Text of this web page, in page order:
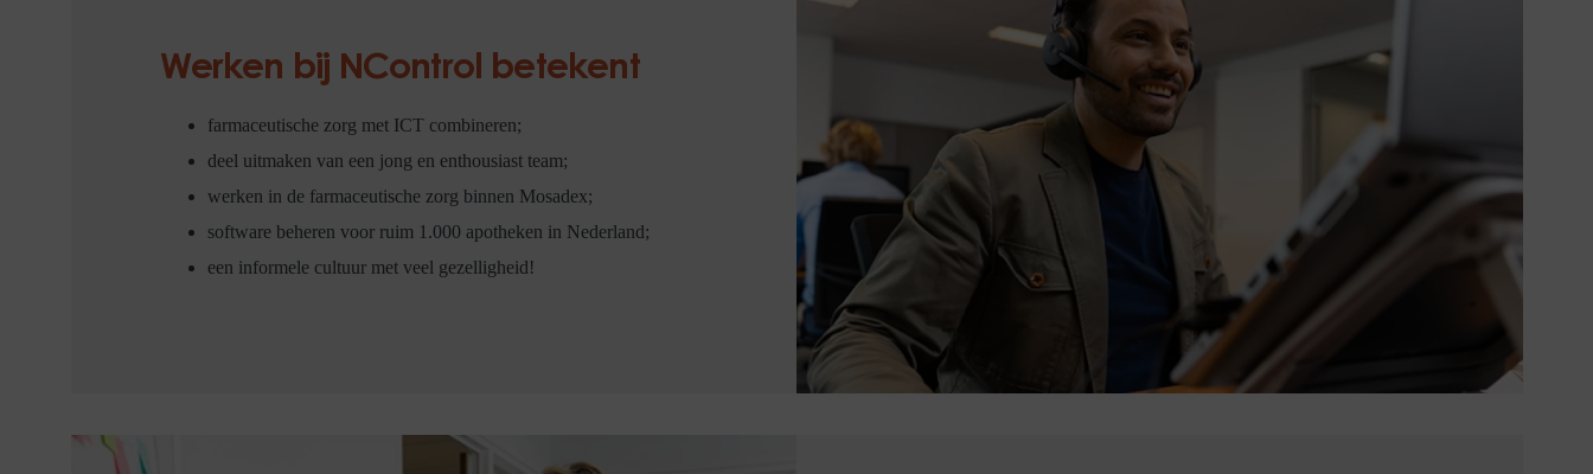
Werken bij NControl betekent
farmaceutische zorg met ICT combineren;
deel uitmaken van een jong en enthousiast team;
werken in de farmaceutische zorg binnen Mosadex;
software beheren voor ruim 1.000 apotheken in Nederland;
een informele cultuur met veel gezelligheid!